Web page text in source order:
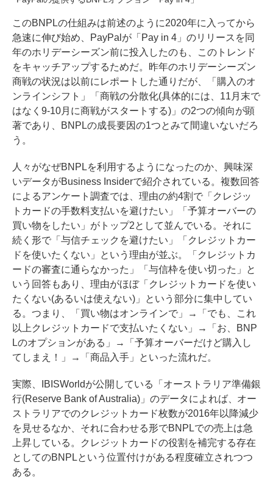
このBNPLの仕組みは前述のように2020年に入ってから
急速に伸び始め、PayPalが「Pay in 4」のリリースを同
年のホリデーシーズン前に投入したのも、このトレンド
をキャッチアップするためだ。昨年のホリデーシーズン
商戦の状況は以前にレポートした通り だが、「購入のオ
ンラインシフト」「商戦の分散化(具体的には、11月末で
はなく9-10月に商戦がスタートする)」の2つの傾向が顕
著であり、BNPLの成長要因の1つとみて間違いないだろ
う。
人々がなぜBNPLを利用するようになったのか、興味深
いデータがBusiness Insiderで紹介されている。複数回答
によるアンケート調査では、理由の約4割で「クレジッ
トカードの手数料支払いを避けたい」「予算オーバーの
買い物をしたい」がトップ2として並んでいる。それに
続く形で「与信チェックを避けたい」「クレジットカー
ドを使いたくない」という理由が並ぶ。「クレジットカ
ードの審査に通らなかった」「与信枠を使い切った」と
いう回答もあり、理由がほぼ「クレジットカードを使い
たくない(あるいは使えない)」という部分に集中してい
る。つまり、「買い物はオンラインで」→「でも、これ
以上クレジットカードで支払いたくない」→「お、BNP
Lのオプションがある」→「予算オーバーだけど購入し
てしまえ！」→「商品入手」といった流れだ。
実際、IBISWorldが公開している「オーストラリア準備銀
行(Reserve Bank of Australia)」のデータによれば、オー
ストラリアでのクレジットカード枚数が2016年以降減少
を見せるなか、それに合わせる形でBNPLでの売上は急
上昇している。クレジットカードの役割を補完する存在
としてのBNPLという位置付けがある程度確立されつつ
ある。